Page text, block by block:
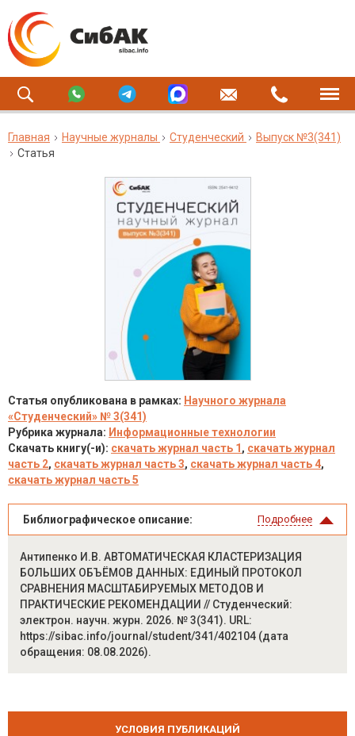
Главная Научные журналы Студенческий
Выпуск №3(341)
Статья
Статья опубликована в рамках: Научного журнала
«Студенческий» № 3(341)
Рубрика журнала: Информационные технологии
Скачать книгу(-и): скачать журнал часть 1 , скачать журнал
часть 2, скачать журнал часть 3, скачать журнал часть 4,
скачать журнал часть 5
Библиографическое описание: Подробнее
Антипенко И.В. АВТОМАТИЧЕСКАЯ КЛАСТЕРИЗАЦИЯ
БОЛЬШИХ ОБЪЁМОВ ДАННЫХ: ЕДИНЫЙ ПРОТОКОЛ
СРАВНЕНИЯ МАСШТАБИРУЕМЫХ МЕТОДОВ И
ПРАКТИЧЕСКИЕ РЕКОМЕНДАЦИИ // Студенческий:
электрон. научн. журн. 2026. № 3(341). URL:
https://sibac.info/journal/student/341/402104 (дата
обращения: 08.08.2026).
УСЛОВИЯ ПУБЛИКАЦИЙ